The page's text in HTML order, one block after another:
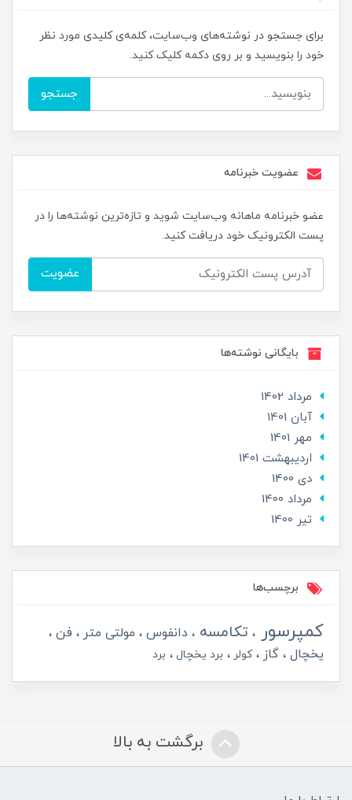
برای جستجو در نوشته‌های وب‌سایت، کلمه‌ی کلیدی مورد نظر
خود را بنویسید و بر روی دکمه کلیک کنید.
جستجو
عضویت خبرنامه
عضو خبرنامه ماهانه وب‌سایت شوید و تازه‌ترین نوشته‌ها را در
پست الکترونیک خود دریافت کنید.
عضویت
بایگانی نوشته‌ها
مرداد 1402
آبان 1401
مهر 1401
ارديبهشت 1401
دی 1400
مرداد 1400
تير 1400
برچسب‌ها
کمپرسور تکامسه دانفوس مولتی متر
فن
یخچال
گاز کولر برد یخچال برد
برگشت به بالا